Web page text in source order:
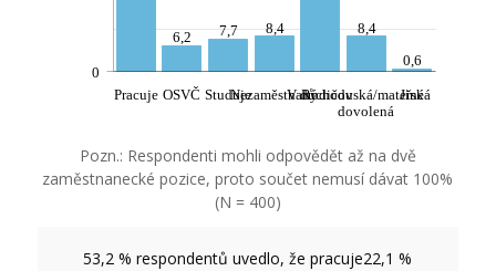
6,2 7,7 8,4
8,4
0,6
Pracuje OSVČ StudujeNezaměstnanýV důchodu
Rodičovská/mateřská
dovolená
Jiné
0
Pozn.: Respondenti mohli odpovědět až na dvě
zaměstnanecké pozice, proto součet nemusí dávat 100%
(N = 400)
53,2 % respondentů uvedlo, že pracuje22,1 %